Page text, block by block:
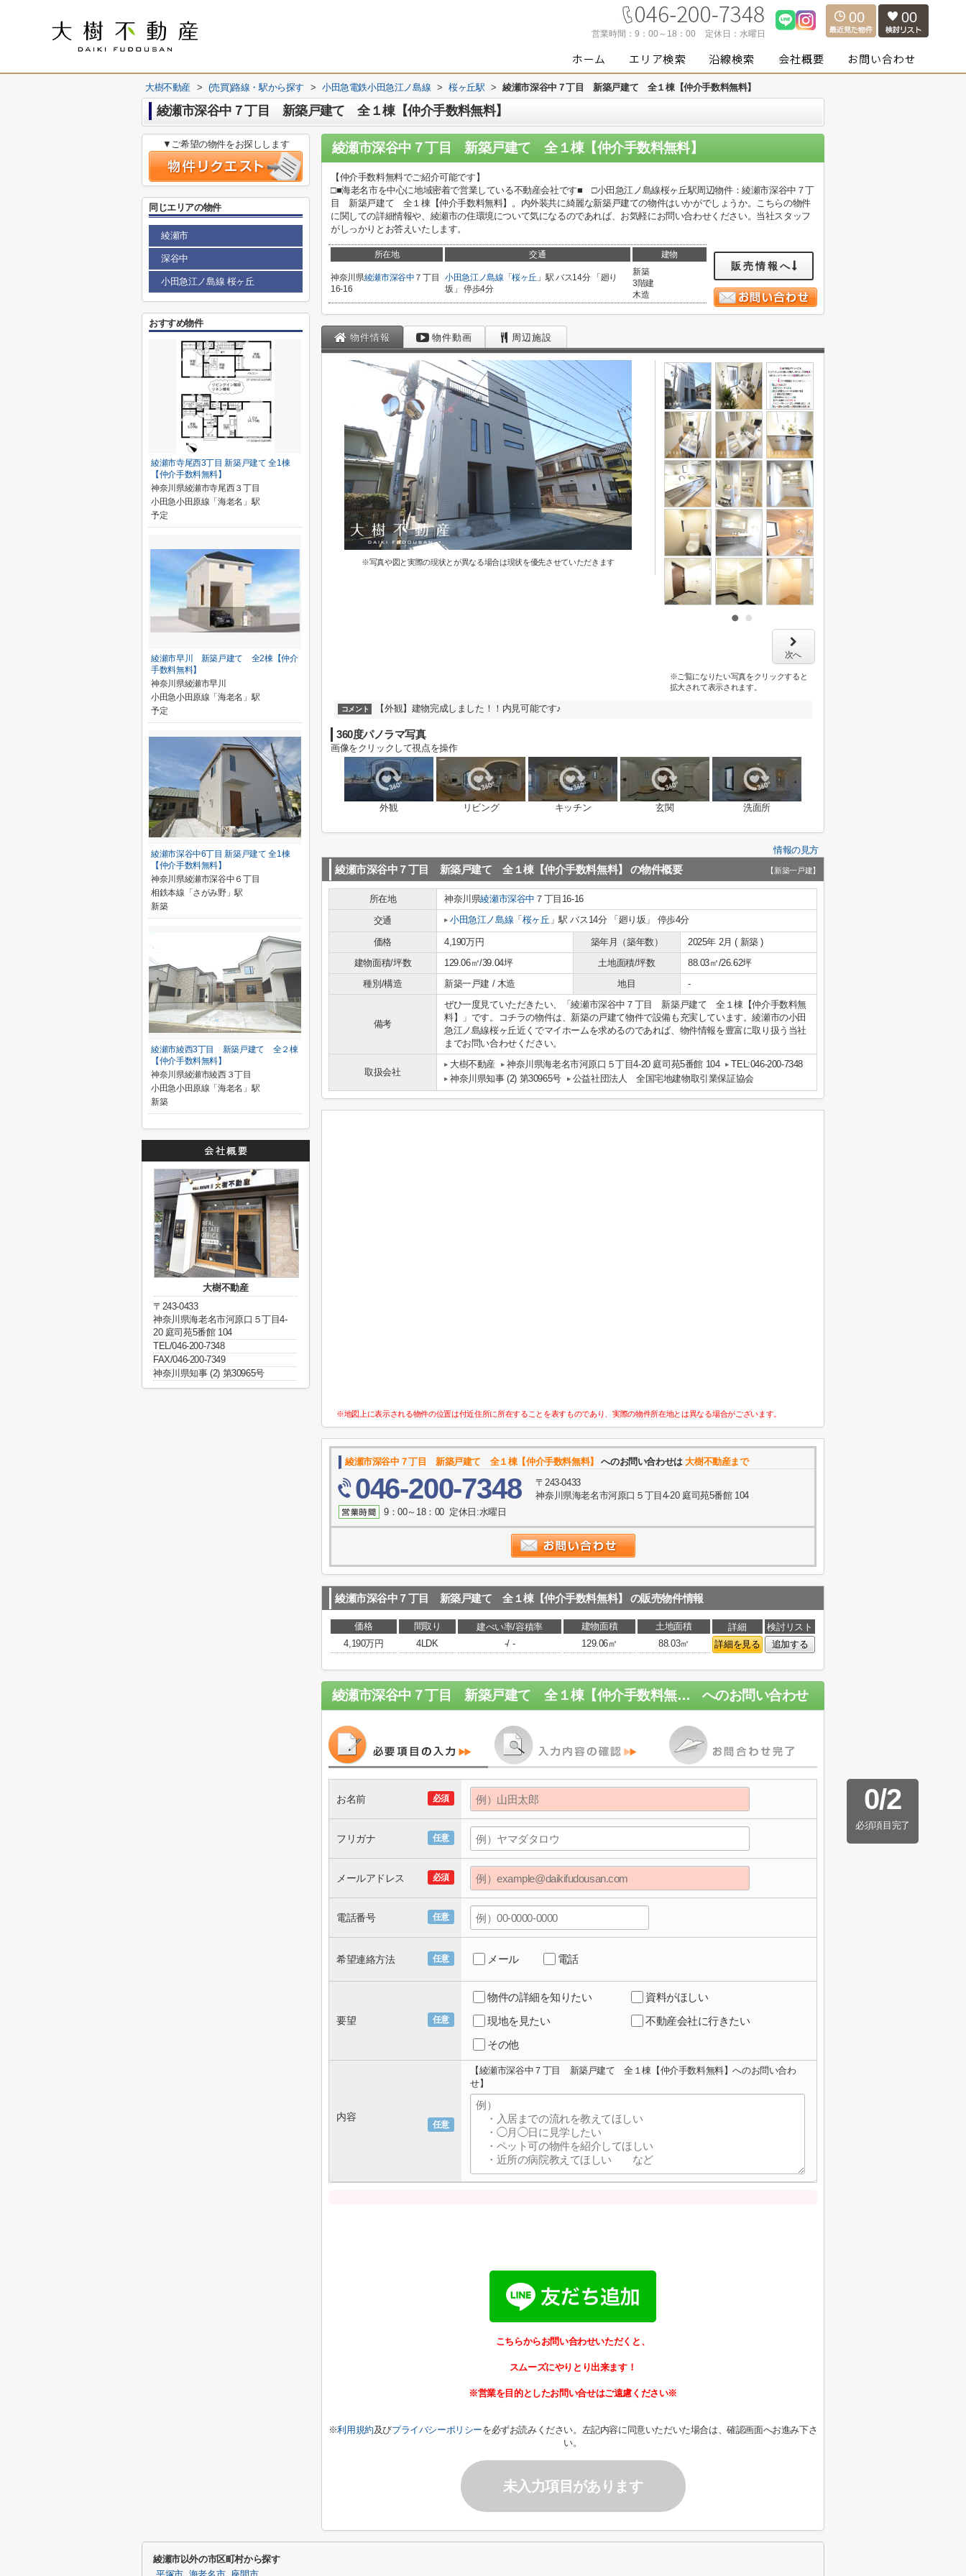
営業時間： 9：00～18：00 定休日： 水曜日
00 00
大樹不動産 > (売買)路線・駅から探す > 小田急電鉄小田急江ノ島線 > 桜ヶ丘駅 > 綾瀬市深谷中７丁目 新築戸建て 全１棟【仲介手数料無料】
綾瀬市深谷中７丁目 新築戸建て 全１棟【仲介手数料無料】
綾瀬市深谷中７丁目 新築戸建て 全１棟【仲介手数料無料】
【仲介手数料無料でご紹介可能です】
□■海老名市を中心に地域密着で営業している不動産会社です■ □小田急江ノ島線桜ヶ丘駅周辺物件：綾瀬市深谷中７丁
目 新築戸建て 全１棟【仲介手数料無料】。内外装共に綺麗な新築戸建ての物件はいかがでしょうか。こちらの物件
に関しての詳細情報や、綾瀬市の住環境について気になるのであれば、お気軽にお問い合わせください。当社スタッフ
がしっかりとお答えいたします。
所在地 交通 建物
神奈川県綾瀬市深谷中 ７丁目
16-16
小田急江ノ島線 「桜ヶ丘 」駅 バス14分 「廻り
坂」 停歩4分
新築
3階建
木造
販売情報へ
物件情報 物件動画 周辺施設
※写真や図と実際の現状とが異なる場合は現状を優先させていただきます
次へ
※ご覧になりたい写真をクリックすると
拡大されて表示されます。
コメント 【外観】建物完成しました！！内見可能です♪
360度パノラマ写真
画像をクリックして視点を操作
外観 リビング キッチン 玄関 洗面所
情報の見方
綾瀬市深谷中７丁目 新築戸建て 全１棟【仲介手数料無料】 の物件概要 【新築一戸建】
所在地 神奈川県綾瀬市深谷中 ７丁目16-16
交通
小田急江ノ島線 「 桜ヶ丘 」駅 バス14分 「廻り坂」 停歩4分
価格 4,190万円 築年月（築年数）
2025年 2月 ( 新築 )
建物面積/坪数
129.06㎡/39.04坪 土地面積/坪数
88.03㎡/26.62坪
種別/構造
新築一戸建 / 木造 地目 -
備考
ぜひ一度見ていただきたい、「綾瀬市深谷中７丁目 新築戸建て 全１棟【仲介手数料無
料】」です。コチラの物件は、新築の戸建て物件で設備も充実しています。綾瀬市の小田
急江ノ島線桜ヶ丘近くでマイホームを求めるのであれば、物件情報を豊富に取り扱う当社
までお問い合わせください。
取扱会社
大樹不動産 神奈川県海老名市河原口５丁目4-20 庭司苑5番館 104
TEL:046-200-7348
神奈川県知事 (2) 第30965号
公益社団法人 全国宅地建物取引業保証協会
※地図上に表示される物件の位置は付近住所に所在することを表すものであり、実際の物件所在地とは異なる場合がございます。
綾瀬市深谷中７丁目 新築戸建て 全１棟【仲介手数料無料】 へのお問い合わせは大樹不動産まで
046-200-7348
〒243-0433
神奈川県海老名市河原口５丁目4-20 庭司苑5番館 104
9：00～18：00 定休日:水曜日
綾瀬市深谷中７丁目 新築戸建て 全１棟【仲介手数料無料】 の販売物件情報
価格 間取り 建ぺい率/容積率 建物面積 土地面積 詳細
検討リスト
4,190万円
4LDK -/ - 129.06㎡ 88.03㎡ 詳細を見る 追加する
綾瀬市深谷中７丁目 新築戸建て 全１棟【仲介手数料無料】 へのお問い合わせ
0/2
必須項目完了
必須
お名前
任意
フリガナ
必須
メールアドレス
任意
電話番号
任意
希望連絡方法 メール 電話
任意
要望
物件の詳細を知りたい
資料がほしい
現地を見たい
不動産会社に行きたい
その他
任意
内容
【綾瀬市深谷中７丁目 新築戸建て 全１棟【仲介手数料無料】へのお問い合わ
せ】
こちらからお問い合わせいただくと、
スムーズにやりとり出来ます！
※営業を目的としたお問い合せはご遠慮ください※
※利用規約及びプライバシーポリシーを必ずお読みください。左記内容に同意いただいた場合は、確認画面へお進み下さ
い。
未入力項目があります
▼ご希望の物件をお探しします
同じエリアの物件
綾瀬市
深谷中
小田急江ノ島線 桜ヶ丘
おすすめ物件
綾瀬市寺尾西3丁目 新築戸建て 全1棟
【仲介手数料無料】
神奈川県綾瀬市寺尾西３丁目
小田急小田原線「海老名」駅
予定
綾瀬市早川 新築戸建て 全2棟【仲介
手数料無料】
神奈川県綾瀬市早川
小田急小田原線「海老名」駅
予定
綾瀬市深谷中6丁目 新築戸建て 全1棟
【仲介手数料無料】
神奈川県綾瀬市深谷中６丁目
相鉄本線「さがみ野」駅
新築
綾瀬市綾西3丁目 新築戸建て 全２棟
【仲介手数料無料】
神奈川県綾瀬市綾西３丁目
小田急小田原線「海老名」駅
新築
大樹不動産
〒243-0433
神奈川県海老名市河原口５丁目4-
20 庭司苑5番館 104
TEL/046-200-7348
FAX/046-200-7349
神奈川県知事 (2) 第30965号
綾瀬市以外の市区町村から探す